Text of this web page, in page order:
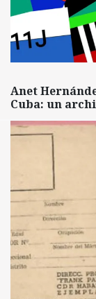
Anet
Cuba: un